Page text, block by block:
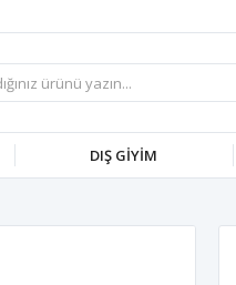
DIŞ GİYİM